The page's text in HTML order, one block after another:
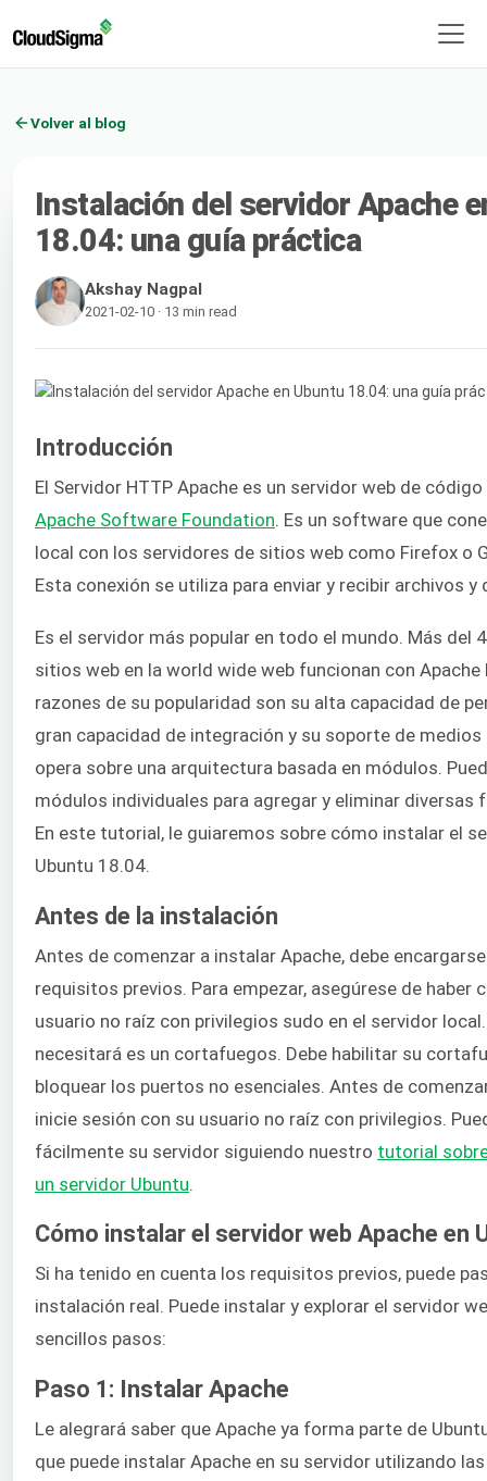
Volver al blog
Instalación del servidor Apache
18.04: una guía práctica
Akshay Nagpal
2021-02-10 · 13 min read
Introducción
El Servidor HTTP Apache es un servidor web de
Apache Software Foundation . Es un software que
local con los servidores de sitios web como Firefox o
Esta conexión se utiliza para enviar y recibir archivos y
Es el servidor más popular en todo el mundo. Más del
sitios web en la world wide web funcionan con Apache
razones de su popularidad son su alta capacidad de
gran capacidad de integración y su soporte de medios
opera sobre una arquitectura basada en módulos.
módulos individuales para agregar y eliminar diversas
En este tutorial, le guiaremos sobre cómo instalar el
Ubuntu 18.04.
Antes de la instalación
Antes de comenzar a instalar Apache, debe
requisitos previos. Para empezar, asegúrese de haber
usuario no raíz con privilegios sudo en el servidor
necesitará es un cortafuegos. Debe habilitar su
bloquear los puertos no esenciales. Antes de
inicie sesión con su usuario no raíz con privilegios.
fácilmente su servidor siguiendo nuestro tutorial
un servidor Ubuntu
Cómo instalar el servidor web Apache en
Si ha tenido en cuenta los requisitos previos, puede
instalación real. Puede instalar y explorar el servidor
sencillos pasos:
Paso 1: Instalar Apache
Le alegrará saber que Apache ya forma parte de
que puede instalar Apache en su servidor utilizando